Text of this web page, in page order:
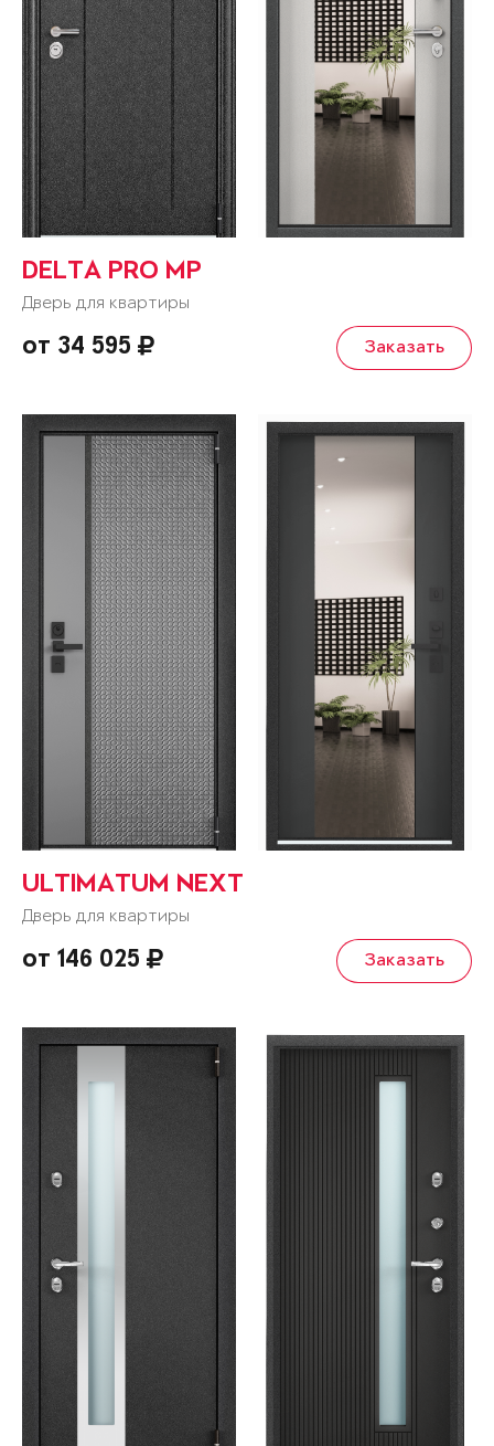
DELTA PRO MP
Дверь для квартиры
от 34 595 Заказать
ULTIMATUM NEXT
Дверь для квартиры
от 146 025 Заказать